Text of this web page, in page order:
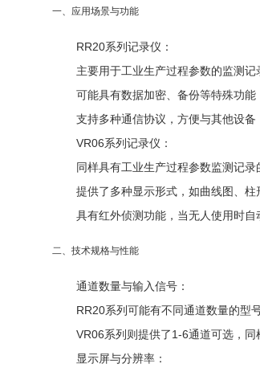
一、应用场景与功能
RR20系列记录仪 ：
主要用于工业生产过程参数的监测
可能具有数据加密、备份等特殊功能
支持多种通信协议，方便与其他设备
VR06系列记录仪 ：
同样具有工业生产过程参数监测记录
提供了多种显示形式，如曲线图、柱
具有红外侦测功能，当无人使用时自
二、技术规格与性能
通道数量与输入信号 ：
RR20系列可能有不同通道数量的型
VR06系列则提供了1-6通道可选，同
显示屏与分辨率 ：